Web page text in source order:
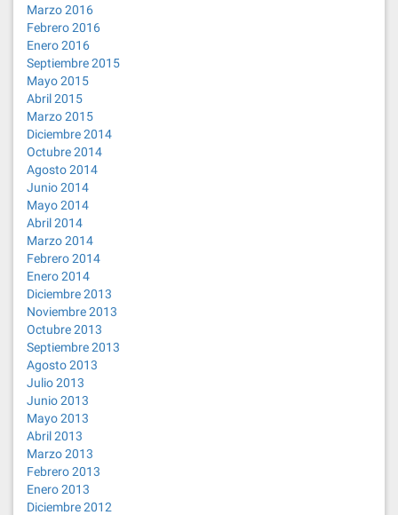
Marzo 2016
Febrero 2016
Enero 2016
Septiembre 2015
Mayo 2015
Abril 2015
Marzo 2015
Diciembre 2014
Octubre 2014
Agosto 2014
Junio 2014
Mayo 2014
Abril 2014
Marzo 2014
Febrero 2014
Enero 2014
Diciembre 2013
Noviembre 2013
Octubre 2013
Septiembre 2013
Agosto 2013
Julio 2013
Junio 2013
Mayo 2013
Abril 2013
Marzo 2013
Febrero 2013
Enero 2013
Diciembre 2012